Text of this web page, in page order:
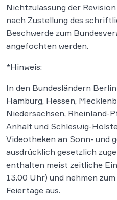
Nichtzulassung der
nach Zustellung des
Beschwerde zum
angefochten werden.
*Hinweis:
In den Bundesländern
Hamburg, Hessen,
Niedersachsen, Rheinland-
Anhalt und Schleswig-
Videotheken an Sonn- und
ausdrücklich gesetzlich
enthalten meist zeitliche
13.00 Uhr) und nehmen
Feiertage aus.